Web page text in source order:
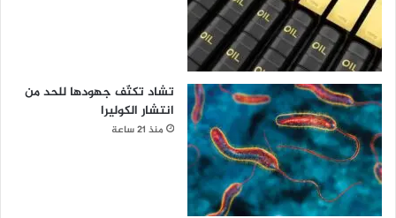
تشاد تكثّف جهودها للحد من
انتشار الكوليرا
منذ 21 ساعة